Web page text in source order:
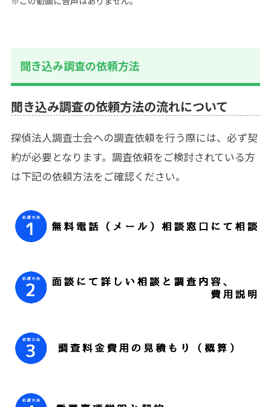
聞き込み調査の依頼方法
聞き込み調査の依頼方法の流れについて
探偵法人調査士会への調査依頼を行う際には、必ず契
約が必要となります。調査依頼をご検討されている方
は下記の依頼方法をご確認ください。